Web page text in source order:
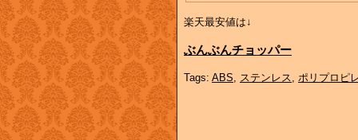
楽天最安値は↓
ぶんぶんチョッパー
Tags: ABS, ステンレス, ポリプロピ